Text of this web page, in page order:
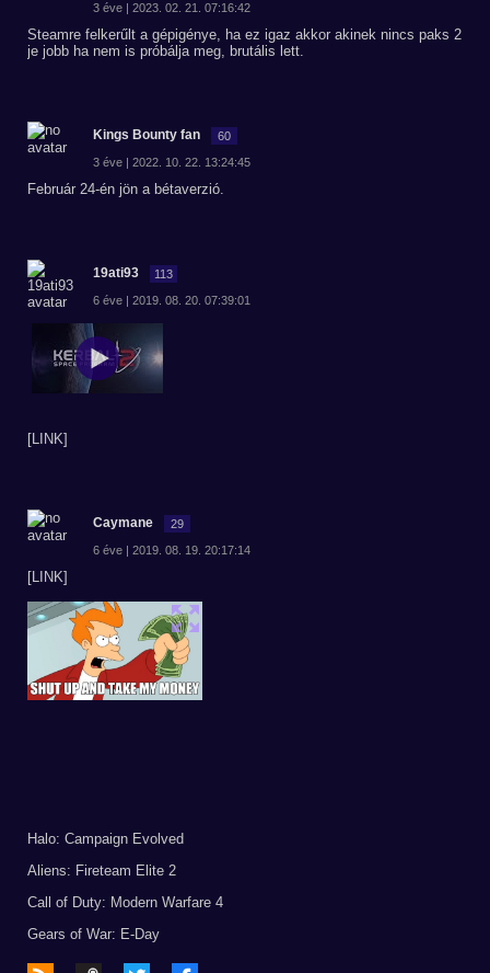
3 éve | 2023. 02. 21. 07:16:42
Steamre felkerűlt a gépigénye, ha ez igaz akkor akinek nincs paks 2
je jobb ha nem is próbálja meg, brutális lett.
Kings Bounty fan 60
3 éve | 2022. 10. 22. 13:24:45
Február 24-én jön a bétaverzió.
19ati93 113
6 éve | 2019. 08. 20. 07:39:01
[LINK]
Caymane 29
6 éve | 2019. 08. 19. 20:17:14
[LINK]
Halo: Campaign Evolved
Aliens: Fireteam Elite 2
Call of Duty: Modern Warfare 4
Gears of War: E-Day